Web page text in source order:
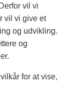
vil vi
vil vi give et
og udvikling.
og
for at vise,